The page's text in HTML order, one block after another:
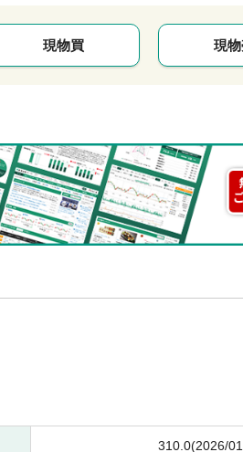
現物買 現
310.0(2026/